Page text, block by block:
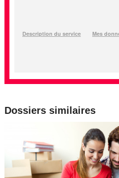
Dossiers similaires